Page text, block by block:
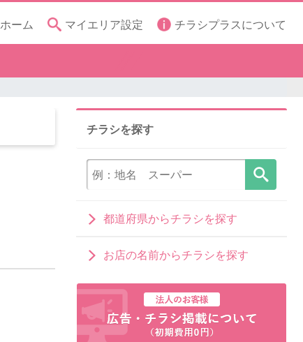
ホーム マイエリア設定 チラシプラスについて
チラシを探す
都道府県からチラシを探す
お店の名前からチラシを探す